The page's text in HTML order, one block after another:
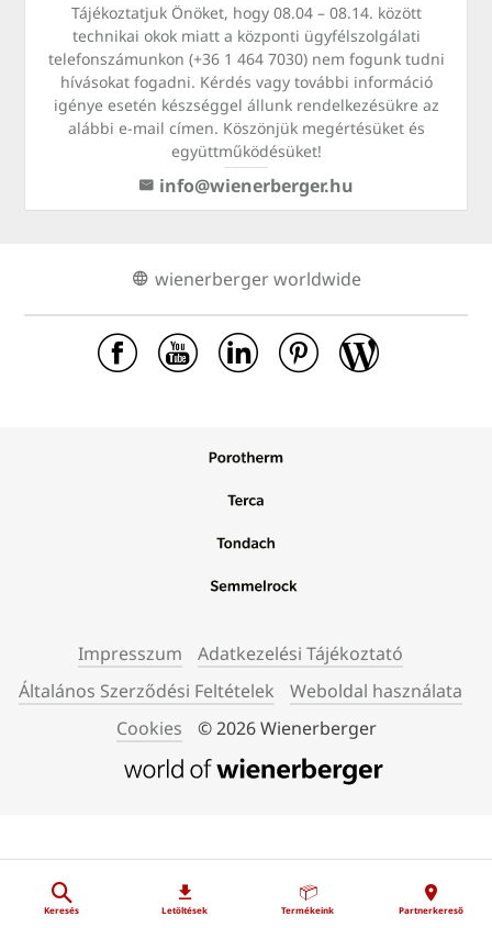
Keresés Letöltések Termékeink Partnerkereső
Tájékoztatjuk Önöket, hogy 08.04 – 08.14. között
technikai okok miatt a központi ügyfélszolgálati
telefonszámunkon (+36 1 464 7030) nem fogunk tudni
hívásokat fogadni. Kérdés vagy további információ
igénye esetén készséggel állunk rendelkezésükre az
alábbi e-mail címen. Köszönjük megértésüket és
együttműködésüket!
info@wienerberger.hu
wienerberger worldwide
Impresszum
Adatkezelési Tájékoztató
Általános Szerződési Feltételek
Weboldal használata
Cookies
© 2026 Wienerberger